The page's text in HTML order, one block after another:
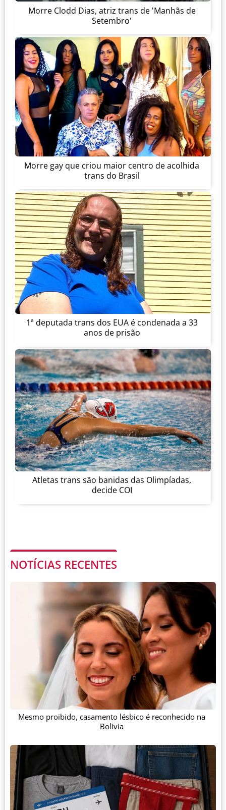
Morre Clodd Dias, atriz trans de 'Manhãs de
Setembro'
Morre gay que criou maior centro de acolhida
trans do Brasil
1ª deputada trans dos EUA é condenada a 33
anos de prisão
Atletas trans são banidas das Olimpíadas,
decide COI
NOTÍCIAS RECENTES
Mesmo proibido, casamento lésbico é reconhecido na
Bolívia